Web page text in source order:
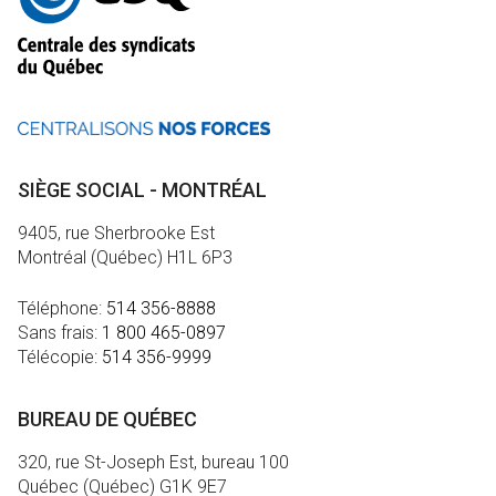
SIÈGE SOCIAL - MONTRÉAL
9405, rue Sherbrooke Est
Montréal (Québec) H1L 6P3
Téléphone: 514 356-8888
Sans frais: 1 800 465-0897
Télécopie: 514 356-9999
BUREAU DE QUÉBEC
320, rue St-Joseph Est, bureau 100
Québec (Québec) G1K 9E7